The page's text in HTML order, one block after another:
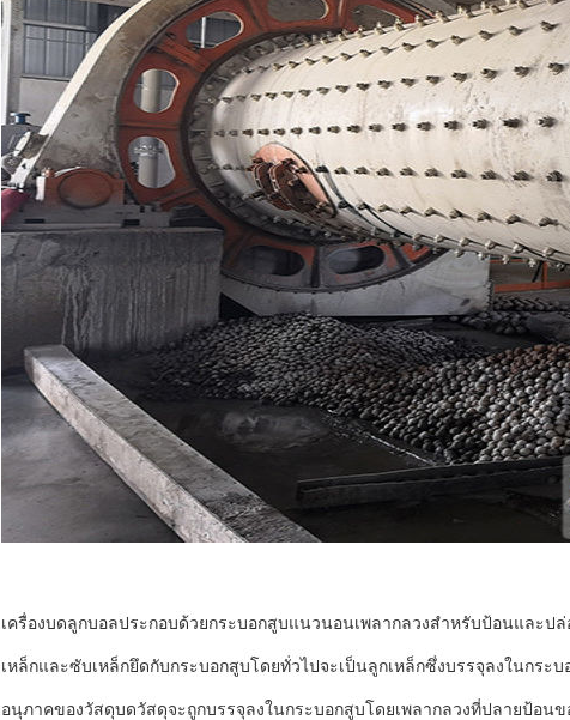
เครื่องบดลูกบอลประกอบด้วยกระบอกสูบแนวนอนเพลากลวงสำหรับป้อนและป
เหล็กและซับเหล็กยึดกับกระบอกสูบโดยทั่วไปจะเป็นลูกเหล็กซึ่งบรรจุลงในกร
อนุภาคของวัสดุบดวัสดุจะถูกบรรจุลงในกระบอกสูบโดยเพลากลวงที่ปลายป้อน